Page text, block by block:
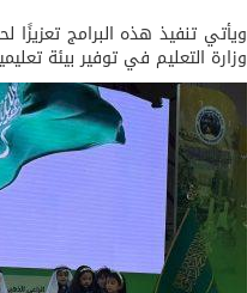
ويأتي تنفيذ هذه البرامج
وزارة التعليم في توفير بيئة